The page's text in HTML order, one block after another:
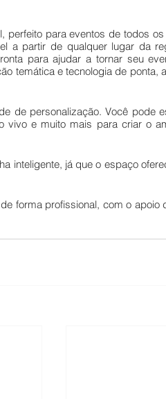
perfeito para eventos de todos
a partir de qualquer lugar da
para ajudar a tornar seu
temática e tecnologia de ponta,
de personalização. Você pode
vivo e muito mais para criar o
inteligente, já que o espaço
forma profissional, com o apoio